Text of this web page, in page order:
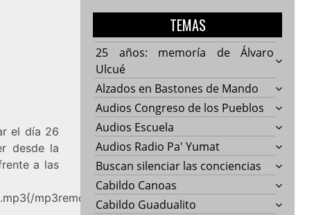
el día 26
desde la
a las
mp3remote}
TEMAS
25 años: memoría de Álvaro
Ulcué
Alzados en Bastones de Mando
Audios Congreso de los Pueblos
Audios Escuela
Audios Radio Pa' Yumat
Buscan silenciar las conciencias
Cabildo Canoas
Cabildo Guadualito